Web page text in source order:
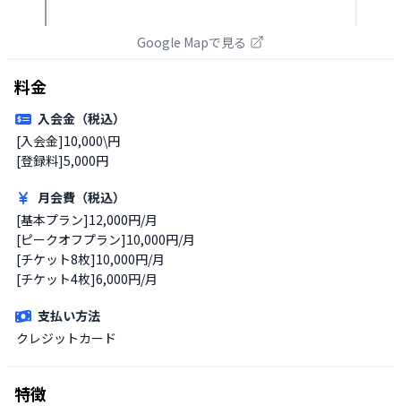
Google Mapで見る
料金
入会金（税込）
[入会金]10,000\円
[登録料]5,000円
月会費（税込）
[基本プラン]12,000円/月
[ピークオフプラン]10,000円/月
[チケット8枚]10,000円/月
[チケット4枚]6,000円/月
支払い方法
クレジットカード
特徴